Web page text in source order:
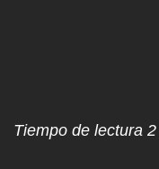
Tiempo de lectura